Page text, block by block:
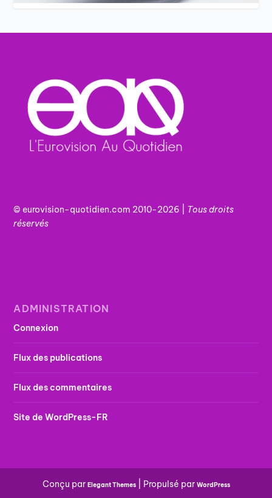
© eurovision-quotidien.com 2010-2026 | Tousdroits
réservés
ADMINISTRATION
Connexion
Flux des publications
Flux des commentaires
Site de WordPress-FR
Conçu par Elegant Themes| Propulsé par WordPress